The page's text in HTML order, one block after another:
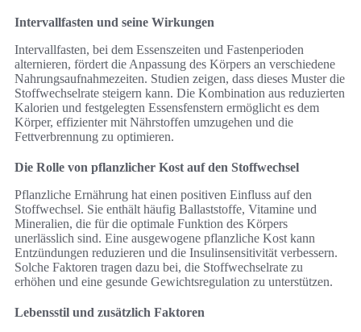
Intervallfasten und seine Wirkungen
Intervallfasten, bei dem Essenszeiten und Fastenperioden
alternieren, fördert die Anpassung des Körpers an verschiedene
Nahrungsaufnahmezeiten. Studien zeigen, dass dieses Muster die
Stoffwechselrate steigern kann. Die Kombination aus reduzierten
Kalorien und festgelegten Essensfenstern ermöglicht es dem
Körper, effizienter mit Nährstoffen umzugehen und die
Fettverbrennung zu optimieren.
Die Rolle von pflanzlicher Kost auf den Stoffwechsel
Pflanzliche Ernährung hat einen positiven Einfluss auf den
Stoffwechsel. Sie enthält häufig Ballaststoffe, Vitamine und
Mineralien, die für die optimale Funktion des Körpers
unerlässlich sind. Eine ausgewogene pflanzliche Kost kann
Entzündungen reduzieren und die Insulinsensitivität verbessern.
Solche Faktoren tragen dazu bei, die Stoffwechselrate zu
erhöhen und eine gesunde Gewichtsregulation zu unterstützen.
Lebensstil und zusätzlich Faktoren